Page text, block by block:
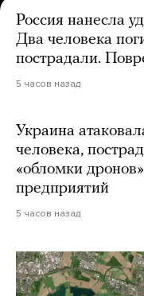
Россия нанесла
Два человека
пострадали.
5 часов назад
Украина
человека,
«обломки
предприятий
5 часов назад